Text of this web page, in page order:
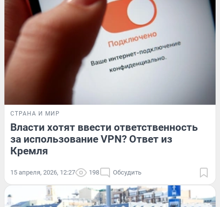
СТРАНА И МИР
Власти хотят ввести ответственность
за использование VPN? Ответ из
Кремля
15 апреля, 2026, 12:27 198 Обсудить